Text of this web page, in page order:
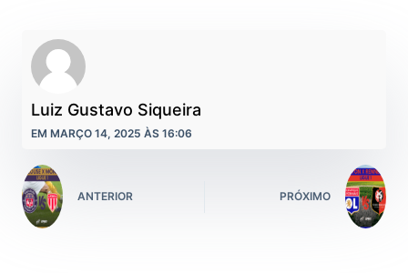
Luiz Gustavo Siqueira
EM MARÇO 14, 2025 ÀS 16:06
ANTERIOR PRÓXIMO